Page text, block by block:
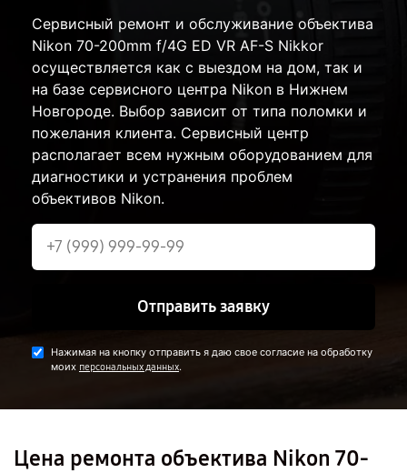
Сервисный ремонт и обслуживание объектива
Nikon 70-200mm f/4G ED VR AF-S Nikkor
осуществляется как с выездом на дом, так и
на базе сервисного центра Nikon в Нижнем
Новгороде. Выбор зависит от типа поломки и
пожелания клиента. Сервисный центр
располагает всем нужным оборудованием для
диагностики и устранения проблем
объективов Nikon.
Отправить заявку
Нажимая на кнопку отправить я даю свое согласие на обработку
моих персональных данных.
Цена ремонта объектива Nikon 70-